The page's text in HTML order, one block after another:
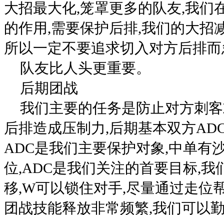
大招最大化,笼罩更多的队友,我们
的作用,需要保护后排,我们的大招
所以一定不要追求切入对方后排
队友比人头更重要。
后期团战
我们主要的任务是防止对方刺
后排造成压制力,后期基本双方
ADC是我们主要保护对象,中单有
位,ADC是我们关注的首要目标,我
移,W可以锁住对手,尽量通过走位
团战技能释放非常频繁,我们可以